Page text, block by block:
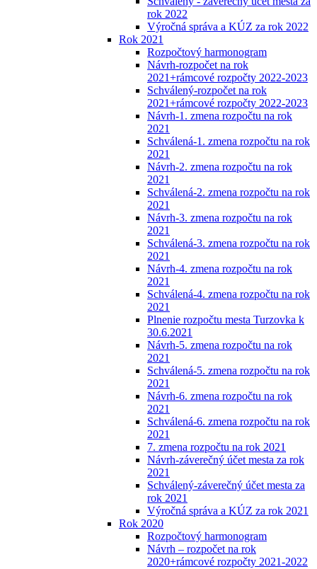
rok 2022
Výročná správa a KÚZ za rok 2022
Rok 2021
Rozpočtový harmonogram
Návrh-rozpočet na rok
2021+rámcové rozpočty 2022-2023
Schválený-rozpočet na rok
2021+rámcové rozpočty 2022-2023
Návrh-1. zmena rozpočtu na rok
2021
Schválená-1. zmena rozpočtu na rok
2021
Návrh-2. zmena rozpočtu na rok
2021
Schválená-2. zmena rozpočtu na rok
2021
Návrh-3. zmena rozpočtu na rok
2021
Schválená-3. zmena rozpočtu na rok
2021
Návrh-4. zmena rozpočtu na rok
2021
Schválená-4. zmena rozpočtu na rok
2021
Plnenie rozpočtu mesta Turzovka k
30.6.2021
Návrh-5. zmena rozpočtu na rok
2021
Schválená-5. zmena rozpočtu na rok
2021
Návrh-6. zmena rozpočtu na rok
2021
Schválená-6. zmena rozpočtu na rok
2021
7. zmena rozpočtu na rok 2021
Návrh-záverečný účet mesta za rok
2021
Schválený-záverečný účet mesta za
rok 2021
Výročná správa a KÚZ za rok 2021
Rok 2020
Rozpočtový harmonogram
Návrh – rozpočet na rok
2020+rámcové rozpočty 2021-2022